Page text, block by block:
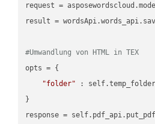
request =
result =
#Umwandlung von HTML in TEX
opts = {
"folder" : self.temp_folder
}